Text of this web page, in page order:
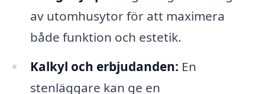
av utomhusytor för att maximera
både funktion och estetik.
Kalkyl och erbjudanden: En
stenläggare kan ge en